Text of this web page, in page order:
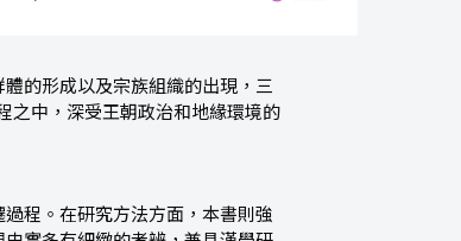
的形成以及宗族組織的出現，三
之中，深受王朝政治和地緣環境的
程。在研究方法方面，本書則強